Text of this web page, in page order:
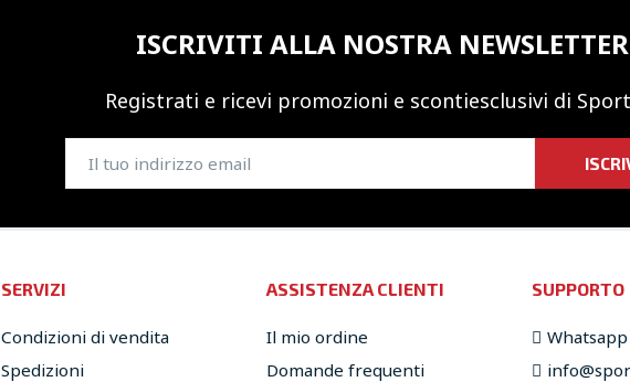
ISCRIVITI ALLA NOSTRA NEWSLETTER
Registrati e ricevi promozioni e scontiesclusivi di
SERVIZI
Condizioni di vendita
Spedizioni
ASSISTENZA CLIENTI
Il mio ordine
Domande frequenti
SUPPORTO
Whatsapp